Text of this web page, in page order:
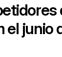
el junio